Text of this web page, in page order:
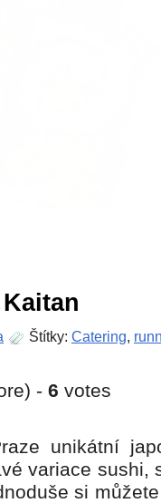
Štítky: Catering,
- 6 votes
unikátní
variace sushi,
si